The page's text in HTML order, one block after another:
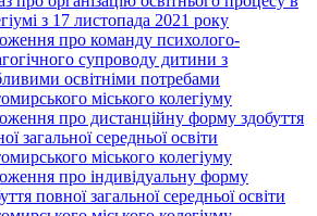
з 17 листопада 2021 року
про команду психолого-
супроводу дитини з
освітніми потребами
міського колегіуму
про дистанційну форму здобуття
загальної середньої освіти
міського колегіуму
про індивідуальну форму
повної загальної середньої освіти